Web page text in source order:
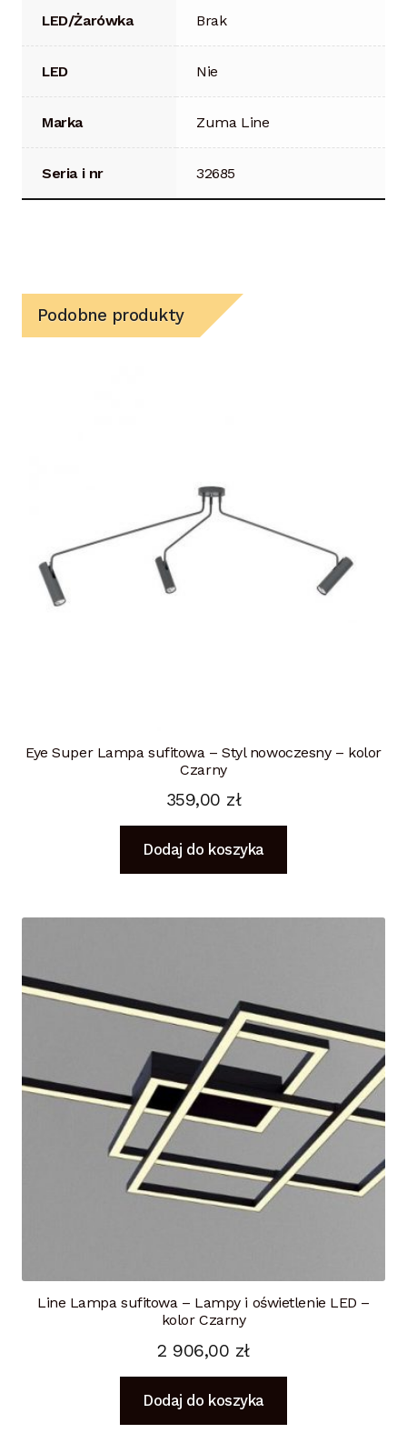
LED/Żarówka Brak
LED Nie
Marka Zuma Line
Seria i nr 32685
Podobne produkty
Eye Super Lampa sufitowa – Styl nowoczesny – kolor
Czarny
359,00 zł
Dodaj do koszyka
Line Lampa sufitowa – Lampy i oświetlenie LED –
kolor Czarny
2 906,00 zł
Dodaj do koszyka